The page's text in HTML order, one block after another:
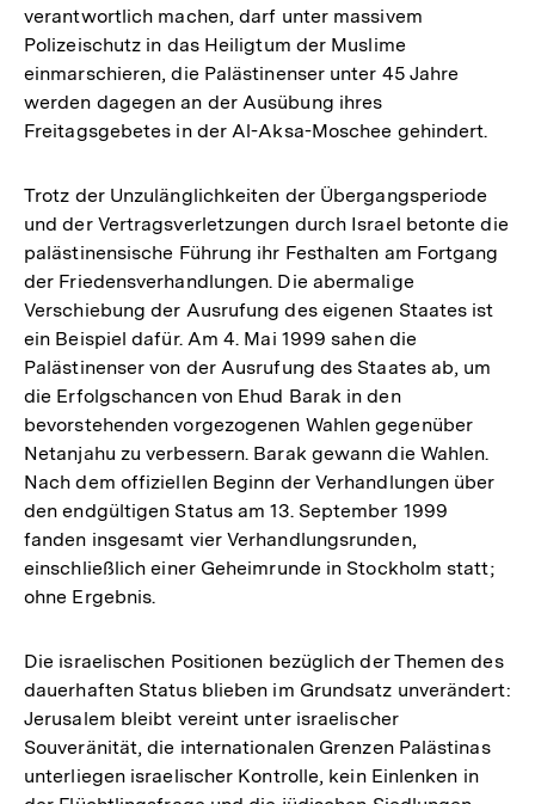
verantwortlich machen, darf unter massivem
Polizeischutz in das Heiligtum der Muslime
einmarschieren, die Palästinenser unter 45 Jahre
werden dagegen an der Ausübung ihres
Freitagsgebetes in der Al-Aksa-Moschee gehindert.
Trotz der Unzulänglichkeiten der Übergangsperiode
und der Vertragsverletzungen durch Israel betonte die
palästinensische Führung ihr Festhalten am Fortgang
der Friedensverhandlungen. Die abermalige
Verschiebung der Ausrufung des eigenen Staates ist
ein Beispiel dafür. Am 4. Mai 1999 sahen die
Palästinenser von der Ausrufung des Staates ab, um
die Erfolgschancen von Ehud Barak in den
bevorstehenden vorgezogenen Wahlen gegenüber
Netanjahu zu verbessern. Barak gewann die Wahlen.
Nach dem offiziellen Beginn der Verhandlungen über
den endgültigen Status am 13. September 1999
fanden insgesamt vier Verhandlungsrunden,
einschließlich einer Geheimrunde in Stockholm statt;
ohne Ergebnis.
Die israelischen Positionen bezüglich der Themen des
dauerhaften Status blieben im Grundsatz unverändert:
Jerusalem bleibt vereint unter israelischer
Souveränität, die internationalen Grenzen Palästinas
unterliegen israelischer Kontrolle, kein Einlenken in